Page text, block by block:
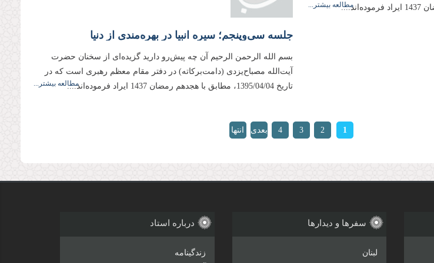
مطالعه بیشتر...
جلسه سی‌وپنجم؛ سیره انبیا در بهره‌مندی از دنیا
بسم الله الرحمن الرحیم آن چه پیش‌رو دارید گزیده‌ای از سخنان حضرت
آیت‌الله مصباح‌یزدی (دامت‌بركاته) در دفتر مقام معظم رهبری است كه در
تاریخ 1395/04/04، مطابق با هجدهم رمضان 1437 ایراد فرموده‌اند....
مطالعه بیشتر...
1
2
3
4
بعدی
انتها
سفرها و دیدارها
لبنان
درباره استاد
زندگینامه